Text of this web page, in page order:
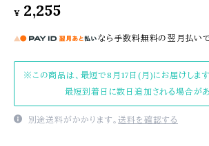
¥ 2,255
なら 手数料無料の 翌月払い
※この商品は、最短で8月17日(月)にお届けします
最短到着日に数日追加される場合があ
別途送料がかかります。送料を確認する